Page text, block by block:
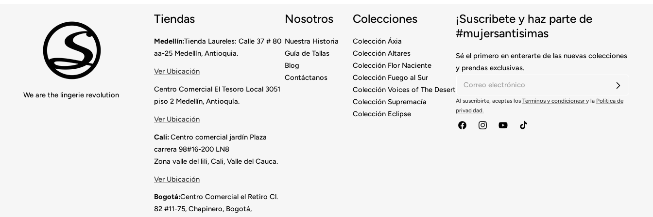
We are the lingerie revolution
Tiendas
Medellín:Tienda Laureles: Calle 37 # 80
aa-25 Medellín, Antioquia.
Ver Ubicación
Centro Comercial El Tesoro Local 3051
piso 2 Medellín, Antioquía.
Ver Ubicación
Cali:Centro comercial jardín Plaza
carrera 98#16-200 LN8
Zona valle del lili, Cali, Valle del Cauca.
Ver Ubicación
Bogotá:Centro Comercial el Retiro Cl.
82 #11-75, Chapinero, Bogotá,
Nosotros
Nuestra Historia
Guía de Tallas
Blog
Contáctanos
Colecciones
Colección Áxia
Colección Altares
Colección Flor Naciente
Colección Fuego al Sur
Colección Voices of The Desert
Colección Supremacía
Colección Eclipse
¡Suscribete y haz parte de
#mujersantisimas
Sé el primero en enterarte de las nuevas colecciones
y prendas exclusivas.
Al suscribirte, aceptas los Terminos y condicionesr y la Politica de
privacidad.
FacebookInstagramYouTubetiktok